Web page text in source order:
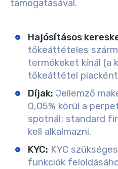
támogatásával.
Hajósításos
tőkeáttételes
termékeket kínál (a
tőkeáttétel
Díjak: Jellemző
0,05% körül a
spotnál; standard
kell alkalmazni.
KYC: KYC
funkciók